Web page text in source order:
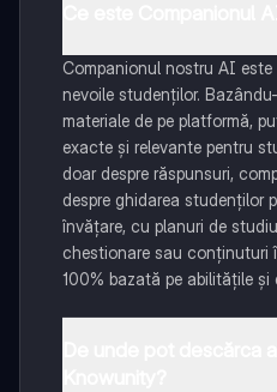
Companionul nostru AI
nevoile studenților.
materiale de pe platformă,
exacte și relevante pentru
doar despre răspunsuri,
despre ghidarea studenților
învățare, cu planuri de
chestionare sau conținuturi
100% bazată pe abilitățile și